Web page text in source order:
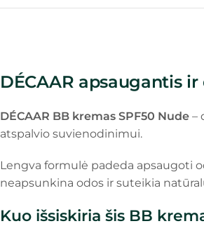
DÉCAAR apsaugantis
DÉCAAR BB kremas SPF50 Nude –
atspalvio suvienodinimui.
Lengva formulė padeda apsaugoti
neapsunkina odos ir suteikia
Kuo išsiskiria šis BB